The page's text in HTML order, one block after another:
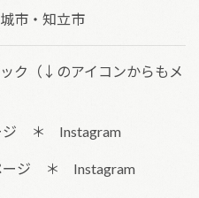
市・知立市
ク
（↓のアイコンからもメ
＊ Instagram
ジ ＊ Instagram